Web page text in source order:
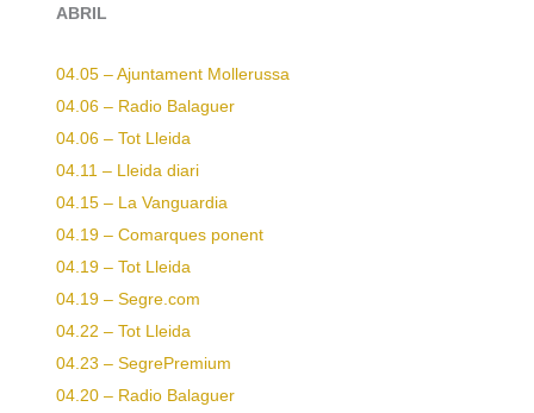
ABRIL
04.05 – Ajuntament Mollerussa
04.06 – Radio Balaguer
04.06 – Tot Lleida
04.11 – Lleida diari
04.15 – La Vanguardia
04.19 – Comarques ponent
04.19 – Tot Lleida
04.19 – Segre.com
04.22 – Tot Lleida
04.23 – SegrePremium
04.20 – Radio Balaguer